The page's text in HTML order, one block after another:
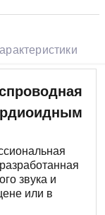
звука и
или в